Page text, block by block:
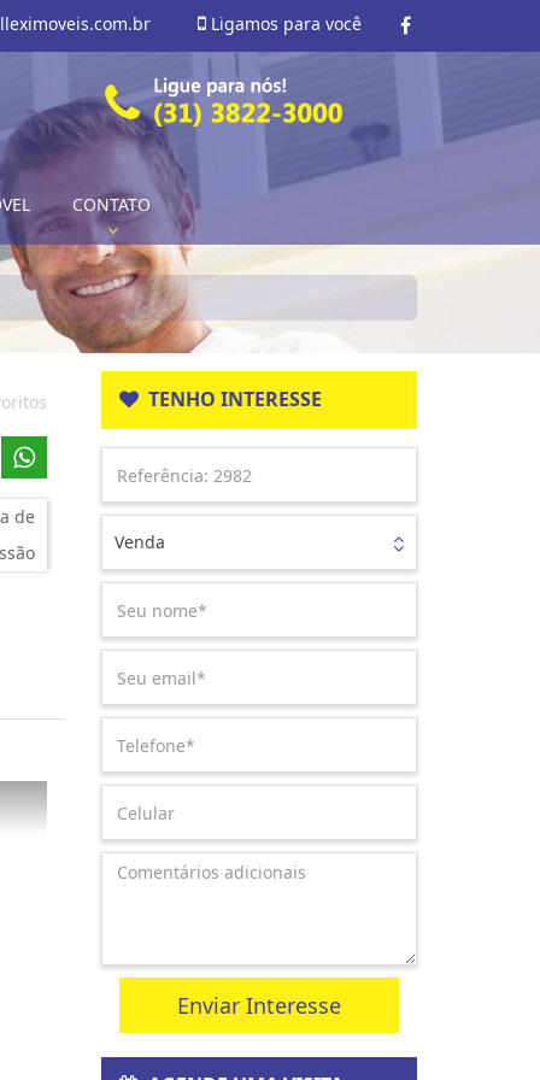
Ligamos para você
CONTATO
de
TENHO INTERESSE
Venda
Enviar Interesse